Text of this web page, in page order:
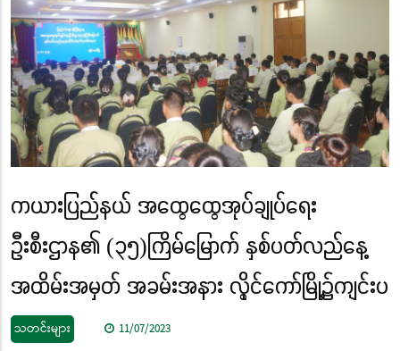
ကယားပြည်နယ် အထွေထွေအုပ်ချုပ်ရေး
ဦးစီးဌာန၏ (၃၅)ကြိမ်မြောက် နှစ်ပတ်လည်နေ့
အထိမ်းအမှတ် အခမ်းအနား လွိုင်ကော်မြို့၌ကျင်းပ
သတင်းများ 11/07/2023